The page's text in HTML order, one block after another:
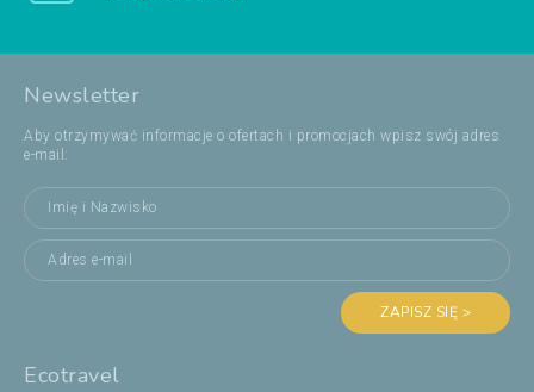
Newsletter
Aby otrzymywać informacje o ofertach i promocjach wpisz swój adres
e-mail:
ZAPISZ SIĘ >
Ecotravel